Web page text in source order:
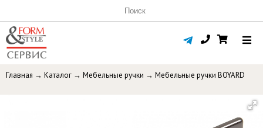
Главная → Каталог → Мебельные ручки → Мебельные ручки BOYARD